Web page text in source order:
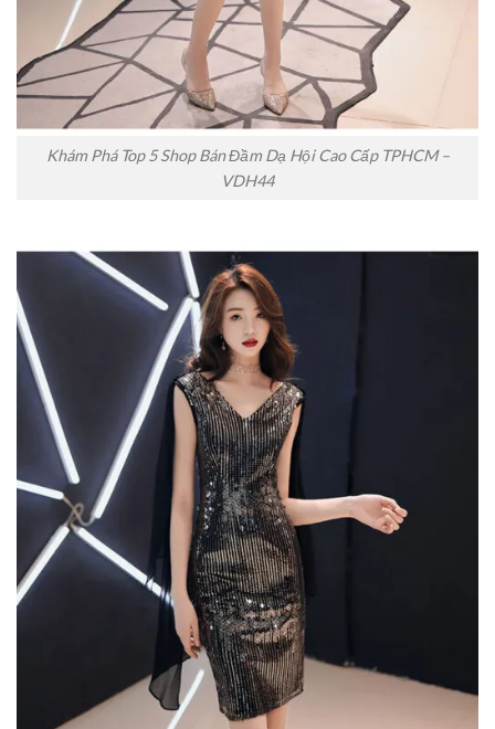
Khám Phá Top 5 Shop Bán Đầm Dạ Hội Cao Cấp TPHCM –
VDH44